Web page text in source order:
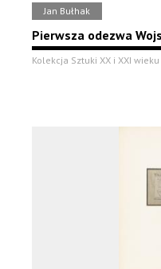
Jan Bułhak
Pierwsza odezwa
Kolekcja Sztuki XX i XXI wieku